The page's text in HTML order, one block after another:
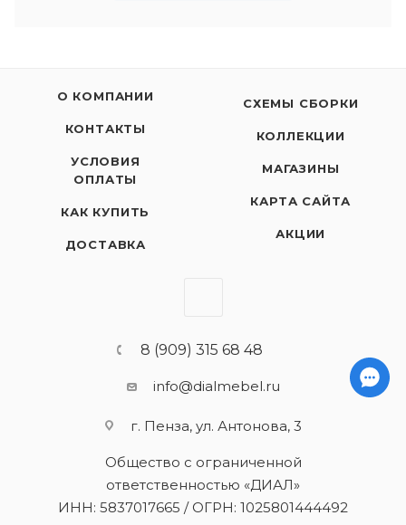
О КОМПАНИИ
КОНТАКТЫ
УСЛОВИЯ
ОПЛАТЫ
КАК КУПИТЬ
ДОСТАВКА
СХЕМЫ СБОРКИ
КОЛЛЕКЦИИ
МАГАЗИНЫ
КАРТА САЙТА
АКЦИИ
8 (909) 315 68 48
info@dialmebel.ru
г. Пенза, ул. Антонова, 3
Общество с ограниченной
ответственностью «ДИАЛ»
ИНН: 5837017665 / ОГРН: 1025801444492